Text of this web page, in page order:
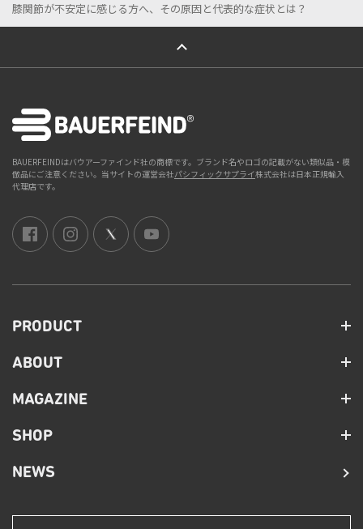
膝関節が不安定に感じる方へ、その原因と代表的な症状とは？
ページトップへ
BAUERFEINDはバウアーファインド社の商標です。ブランド名やロゴの記載がない類似品・模
倣品にご注意ください。当サイトの運営会社パシフィックサプライ株式会社は日本正規輸入
代理店です。
PRODUCT
ABOUT
MAGAZINE
SHOP
NEWS